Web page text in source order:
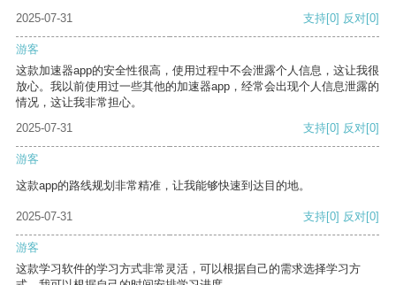
2025-07-31 支持[0] 反对[0]
游客
这款加速器app的安全性很高，使用过程中不会泄露个人信息，这让我很
放心。我以前使用过一些其他的加速器app，经常会出现个人信息泄露的
情况，这让我非常担心。
2025-07-31
支持[0] 反对[0]
游客
这款app的路线规划非常精准，让我能够快速到达目的地。
2025-07-31 支持[0] 反对[0]
游客
这款学习软件的学习方式非常灵活，可以根据自己的需求选择学习方